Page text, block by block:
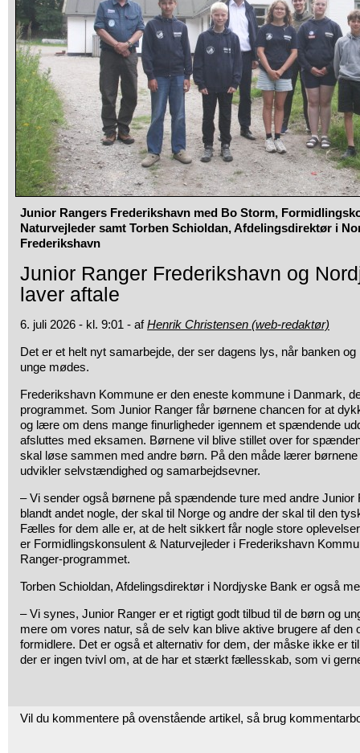
Junior Rangers Frederikshavn med Bo Storm,
Naturvejleder samt Torben Schioldan, Afdelingsdirektør i
Frederikshavn
Junior Ranger Frederikshavn og
laver aftale
6. juli 2026 - kl. 9:01 - afHenrik Christensen (web-redaktør)
Det er et helt nyt samarbejde, der ser dagens lys, når banken og
unge mødes.
Frederikshavn Kommune er den eneste kommune i Danmark,
programmet. Som Junior Ranger får børnene chancen for at
og lære om dens mange finurligheder igennem et spændende
afsluttes med eksamen. Børnene vil blive stillet over for
skal løse sammen med andre børn. På den måde lærer børnene
udvikler selvstændighed og samarbejdsevner.
– Vi sender også børnene på spændende ture med andre Junior
blandt andet nogle, der skal til Norge og andre der skal til den
Fælles for dem alle er, at de helt sikkert får nogle store
er Formidlingskonsulent & Naturvejleder i Frederikshavn
Ranger-programmet.
Torben Schioldan, Afdelingsdirektør i Nordjyske Bank er også
– Vi synes, Junior Ranger er et rigtigt godt tilbud til de børn og
mere om vores natur, så de selv kan blive aktive brugere af den
formidlere. Det er også et alternativ for dem, der måske ikke er
der er ingen tvivl om, at de har et stærkt fællesskab, som vi
Vil du kommentere på ovenstående artikel, så brug